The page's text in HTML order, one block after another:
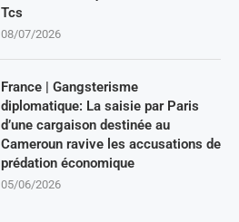
Tcs
08/07/2026
France | Gangsterisme
diplomatique: La saisie par Paris
d’une cargaison destinée au
Cameroun ravive les accusations de
prédation économique
05/06/2026